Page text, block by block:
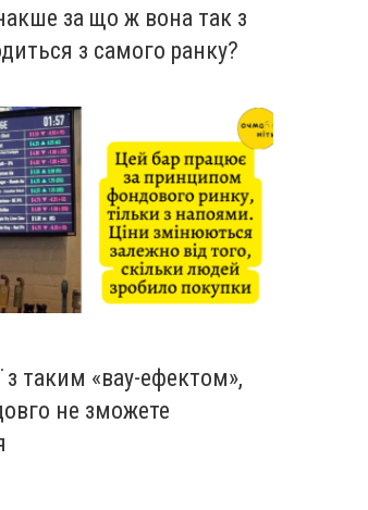
за що ж вона так з
з самого ранку?
з таким «вау-ефектом»,
не зможете